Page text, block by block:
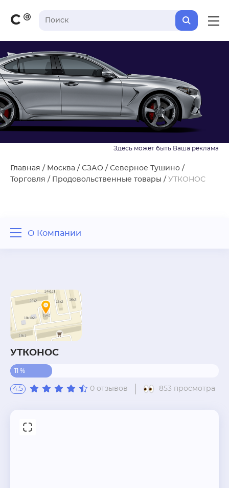
С
Главная / Москва / СЗАО / Северное Тушино /
Торговля / Продовольственные товары / УТКОНОС
О Компании
Похожие рядом
УТКОНОС
11 %
4.5 0 отзывов 853 просмотра